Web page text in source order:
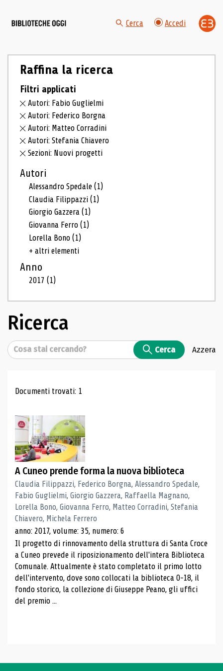
Cerca Accedi
Raffina la ricerca
Filtri applicati
Autori: Fabio Guglielmi
Autori: Federico Borgna
Autori: Matteo Corradini
Autori: Stefania Chiavero
Sezioni: Nuovi progetti
Autori
Alessandro Spedale(1)
Claudia Filippazzi(1)
Giorgio Gazzera(1)
Giovanna Ferro(1)
Lorella Bono(1)
+ altri elementi
Anno
2017(1)
Ricerca
Cerca Cerca Azzera
Risultati di ricerca
Documenti trovati: 1
A Cuneo prende forma la nuova biblioteca
Claudia Filippazzi, Federico Borgna, Alessandro Spedale,
Fabio Guglielmi, Giorgio Gazzera, Raffaella Magnano,
Lorella Bono, Giovanna Ferro, Matteo Corradini, Stefania
Chiavero, Michela Ferrero
anno: 2017, volume: 35, numero: 6
Il progetto di rinnovamento della struttura di Santa Croce
a Cuneo prevede il riposizionamento dell'intera Biblioteca
Comunale. Attualmente è stato completato il primo lotto
dell'intervento, dove sono collocati la biblioteca 0-18, il
fondo storico, la collezione di Giuseppe Peano, gli uffici
del premio ...